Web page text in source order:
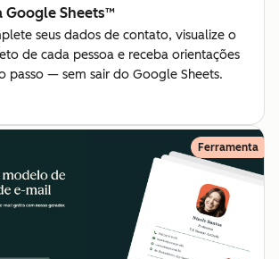
Google Sheets™
seus dados de contato, visualize o
de cada pessoa e receba orientações
passo — sem sair do Google Sheets.
Ferramenta